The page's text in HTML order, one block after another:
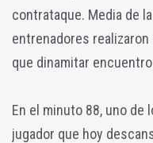
contrataque. Media de
entrenadores
que dinamitar
En el minuto 88, uno de
jugador que hoy